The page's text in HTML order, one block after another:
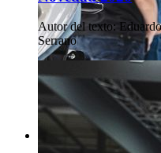
Autor del texto:
Serrano